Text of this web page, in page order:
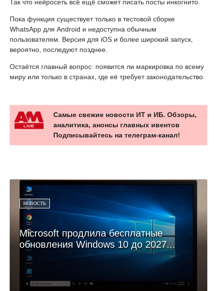
Так что нейросеть всё ещё сможет писать посты инкогнито.
Пока функция существует только в тестовой сборке
WhatsApp для Android и недоступна обычным
пользователям. Версия для iOS и более широкий запуск,
вероятно, последуют позднее.
Остаётся главный вопрос: появится ли маркировка по всему
миру или только в странах, где её требует законодательство.
Самые свежие новости ИТ и ИБ. Обзоры,
аналитика, анонсы главных ивентов
Подписывайтесь на телеграм-канал!
НОВОСТЬ
Microsoft продлила бесплатные
обновления Windows 10 до 2027...